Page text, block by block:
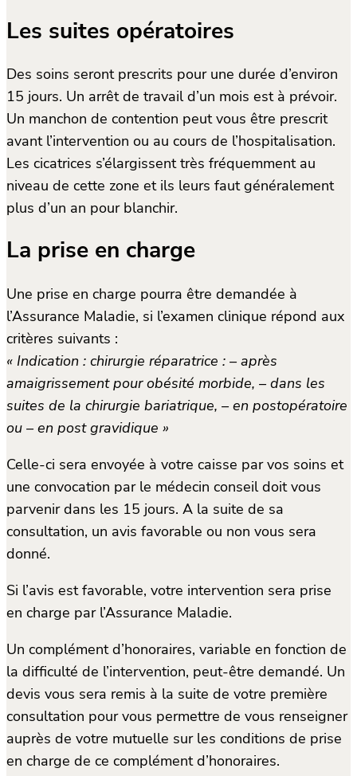
Les suites opératoires
Des soins seront prescrits pour une durée d’environ
15 jours. Un arrêt de travail d’un mois est à prévoir.
Un manchon de contention peut vous être prescrit
avant l’intervention ou au cours de l’hospitalisation.
Les cicatrices s’élargissent très fréquemment au
niveau de cette zone et ils leurs faut généralement
plus d’un an pour blanchir.
La prise en charge
Une prise en charge pourra être demandée à
l’Assurance Maladie, si l’examen clinique répond aux
critères suivants :
« Indication : chirurgie réparatrice : – après
amaigrissement pour obésité morbide, – dans les
suites de la chirurgie bariatrique, – en postopératoire
ou – en post gravidique »
Celle-ci sera envoyée à votre caisse par vos soins et
une convocation par le médecin conseil doit vous
parvenir dans les 15 jours. A la suite de sa
consultation, un avis favorable ou non vous sera
donné.
Si l’avis est favorable, votre intervention sera prise
en charge par l’Assurance Maladie.
Un complément d’honoraires, variable en fonction de
la difficulté de l’intervention, peut-être demandé. Un
devis vous sera remis à la suite de votre première
consultation pour vous permettre de vous renseigner
auprès de votre mutuelle sur les conditions de prise
en charge de ce complément d’honoraires.